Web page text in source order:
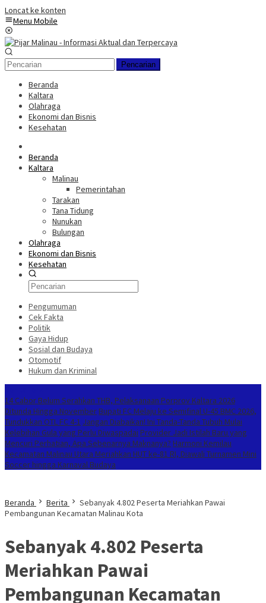
Loncat ke konten
Menu Mobile
Pencarian
Beranda
Kaltara
Olahraga
Ekonomi dan Bisnis
Kesehatan
Beranda
Kaltara
Malinau
Pemerintahan
Tarakan
Tana Tidung
Nunukan
Bulungan
Olahraga
Ekonomi dan Bisnis
Kesehatan
Pengumuman
Cek Fakta
Politik
Gaya Hidup
Sosial dan Budaya
Otomotif
Hukum dan Kriminal
14 Cabor Belum Serahkan THB, Pelaksanaan Porprov Kaltara 2026
Ditunda Hingga NovemberBupati FC Melaju ke Semifinal U-45 BMC 2026,
Tundukkan OTL FC 4-1 Jangan Diabaikan! Ini Tanda-Tanda Tubuh Mulai
Kelebihan Gula yang Perlu Diwaspadai Provider Jadi Istilah Baru yang
Mencuri Perhatian, Apa Sebenarnya Maknanya? Harmoni Kemilau
Kecamatan Malinau Utara Meriahkan HUT ke-81 RI, Diawali Turnamen Mini
Soccer hingga Karnaval Budaya
Beranda Berita
Sebanyak 4.802 Peserta Meriahkan Pawai
Pembangunan Kecamatan Malinau Kota
Sebanyak 4.802 Peserta
Meriahkan Pawai
Pembangunan Kecamatan